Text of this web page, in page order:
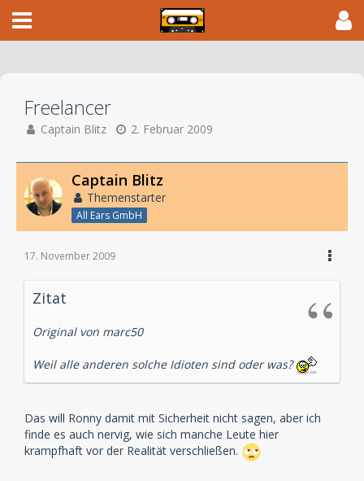
Freelancer
Captain Blitz 2. Februar 2009
Captain Blitz
Themenstarter
All Ears GmbH
17. November 2009
Zitat
Original von marc50
Weil alle anderen solche Idioten sind oder was?
Das will Ronny damit mit Sicherheit nicht sagen, aber ich
finde es auch nervig, wie sich manche Leute hier
krampfhaft vor der Realität verschließen.